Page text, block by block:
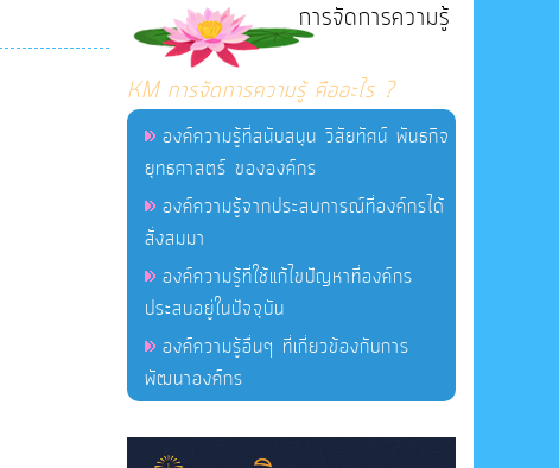
การจัดการความรู้
KM การจัดการความรู้ คืออะไร ?
องค์ความรู้ที่สนับสนุน วิสัยทัศน์ พันธกิจ
ยุทธศาสตร์ ขององค์กร
องค์ความรู้จากประสบการณ์ที่องค์กรได้
สั่งสมมา
องค์ความรู้ที่ใช้แก้ไขปัญหาที่องค์กร
ประสบอยู่ในปัจจุบัน
องค์ความรู้อื่นๆ ที่เกี่ยวข้องกับการ
พัฒนาองค์กร